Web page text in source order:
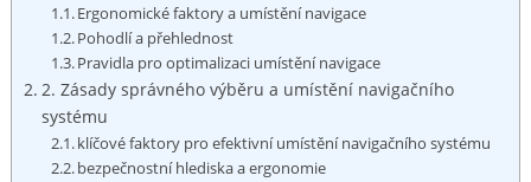
Ergonomické faktory⁣ a umístění navigace
Pohodlí⁣ a​ přehlednost
Pravidla pro optimalizaci umístění navigace
2. Zásady správného výběru a umístění navigačního
systému
klíčové faktory pro efektivní umístění navigačního systému
bezpečnostní hlediska a ergonomie